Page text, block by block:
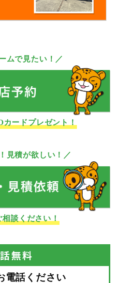
ムで見たい！／
ードプレゼント！
見積が欲しい！／
談ください！
無料
電話ください